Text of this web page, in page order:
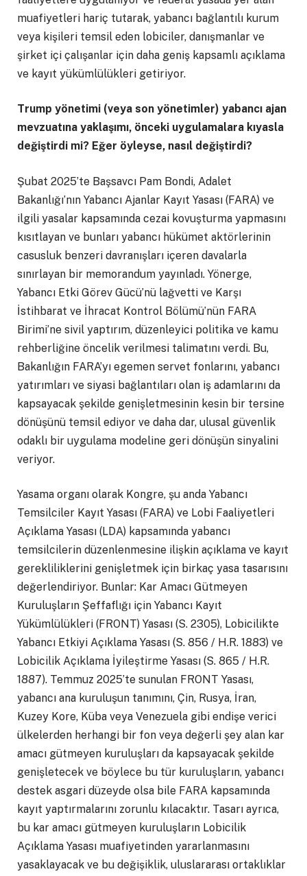
muafiyetleri hariç tutarak, yabancı bağlantılı kurum
veya kişileri temsil eden lobiciler, danışmanlar ve
şirket içi çalışanlar için daha geniş kapsamlı açıklama
ve kayıt yükümlülükleri getiriyor.
Trump yönetimi (veya son yönetimler) yabancı ajan
mevzuatına yaklaşımı, önceki uygulamalara kıyasla
değiştirdi mi? Eğer öyleyse, nasıl değiştirdi?
Şubat 2025’te Başsavcı Pam Bondi, Adalet
Bakanlığı’nın Yabancı Ajanlar Kayıt Yasası (FARA) ve
ilgili yasalar kapsamında cezai kovuşturma yapmasını
kısıtlayan ve bunları yabancı hükümet aktörlerinin
casusluk benzeri davranışları içeren davalarla
sınırlayan bir memorandum yayınladı. Yönerge,
Yabancı Etki Görev Gücü’nü lağvetti ve Karşı
İstihbarat ve İhracat Kontrol Bölümü’nün FARA
Birimi’ne sivil yaptırım, düzenleyici politika ve kamu
rehberliğine öncelik verilmesi talimatını verdi. Bu,
Bakanlığın FARA’yı egemen servet fonlarını, yabancı
yatırımları ve siyasi bağlantıları olan iş adamlarını da
kapsayacak şekilde genişletmesinin kesin bir tersine
dönüşünü temsil ediyor ve daha dar, ulusal güvenlik
odaklı bir uygulama modeline geri dönüşün sinyalini
veriyor.
Yasama organı olarak Kongre, şu anda Yabancı
Temsilciler Kayıt Yasası (FARA) ve Lobi Faaliyetleri
Açıklama Yasası (LDA) kapsamında yabancı
temsilcilerin düzenlenmesine ilişkin açıklama ve kayıt
gerekliliklerini genişletmek için birkaç yasa tasarısını
değerlendiriyor. Bunlar: Kar Amacı Gütmeyen
Kuruluşların Şeffaflığı için Yabancı Kayıt
Yükümlülükleri (FRONT) Yasası (S. 2305), Lobicilikte
Yabancı Etkiyi Açıklama Yasası (S. 856 / H.R. 1883) ve
Lobicilik Açıklama İyileştirme Yasası (S. 865 / H.R.
1887). Temmuz 2025’te sunulan FRONT Yasası,
yabancı ana kuruluşun tanımını, Çin, Rusya, İran,
Kuzey Kore, Küba veya Venezuela gibi endişe verici
ülkelerden herhangi bir fon veya değerli şey alan kar
amacı gütmeyen kuruluşları da kapsayacak şekilde
genişletecek ve böylece bu tür kuruluşların, yabancı
destek asgari düzeyde olsa bile FARA kapsamında
kayıt yaptırmalarını zorunlu kılacaktır. Tasarı ayrıca,
bu kar amacı gütmeyen kuruluşların Lobicilik
Açıklama Yasası muafiyetinden yararlanmasını
yasaklayacak ve bu değişiklik, uluslararası ortaklıklar